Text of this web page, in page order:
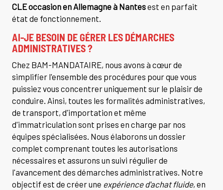
CLE occasion en Allemagne à Nantesest en parfait
état de fonctionnement.
AI-JE BESOIN DE GÉRER LES DÉMARCHES
ADMINISTRATIVES ?
Chez BAM-MANDATAIRE, nous avons à cœur de
simplifier l'ensemble des procédures pour que vous
puissiez vous concentrer uniquement sur le plaisir de
conduire. Ainsi, toutes les formalités administratives,
de transport, d'importation et même
d'immatriculation sont prises en charge par nos
équipes spécialisées. Nous élaborons un dossier
complet comprenant toutes les autorisations
nécessaires et assurons un suivi régulier de
l'avancement des démarches administratives. Notre
objectif est de créer une expérience d'achat fluide, en